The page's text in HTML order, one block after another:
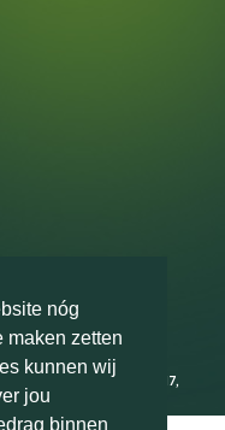
nóg
maken zetten
kunnen wij
jou
binnen
Dagblad
2012, 2015, 2016, 2017,
2023, 2024 en 2025